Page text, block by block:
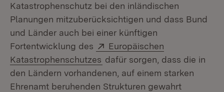
Katastrophenschutz bei den inländischen
Planungen mitzuberücksichtigen und dass Bund
und Länder auch bei einer künftigen
Fortentwicklung des
Extern:
Europäischen
Katastrophenschutzes (Öffnet in neuem Fenster)
dafür sorgen, dass die in
den Ländern vorhandenen, auf einem starken
Ehrenamt beruhenden Strukturen gewahrt